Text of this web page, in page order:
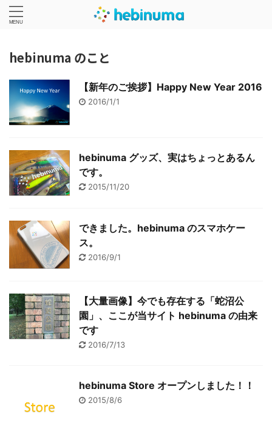
hebinuma のこと
【新年のご挨拶】Happy New Year 2016
2016/1/1
hebinuma グッズ、実はちょっとあるん
です。
2015/11/20
できました。hebinuma のスマホケー
ス。
2016/9/1
【大量画像】今でも存在する「蛇沼公
園」、ここが当サイト hebinuma の由来
です
2016/7/13
hebinuma Store オープンしました！！
2015/8/6